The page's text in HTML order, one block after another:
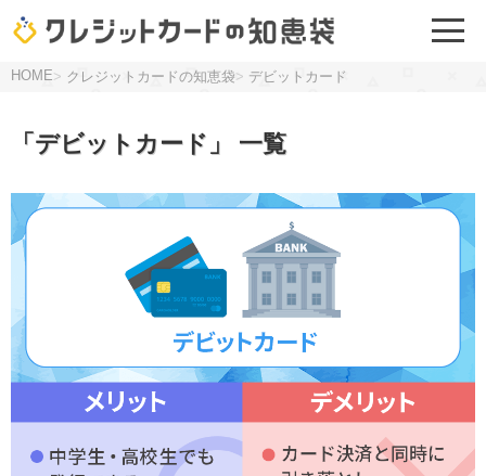
HOME> クレジットカードの知恵袋> デビットカード
「デビットカード」 一覧